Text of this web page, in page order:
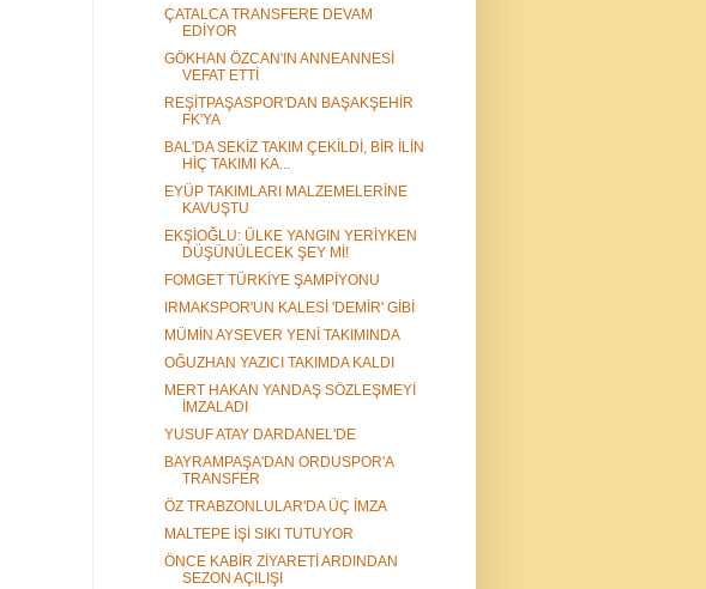
ÇATALCA TRANSFERE DEVAM
EDİYOR
GÖKHAN ÖZCAN'IN ANNEANNESİ
VEFAT ETTİ
REŞİTPAŞASPOR'DAN BAŞAKŞEHİR
FK'YA
BAL'DA SEKİZ TAKIM ÇEKİLDİ, BİR İLİN
HİÇ TAKIMI KA...
EYÜP TAKIMLARI MALZEMELERİNE
KAVUŞTU
EKŞİOĞLU: ÜLKE YANGIN YERİYKEN
DÜŞÜNÜLECEK ŞEY Mİ!
FOMGET TÜRKİYE ŞAMPİYONU
IRMAKSPOR'UN KALESİ 'DEMİR' GİBİ
MÜMİN AYSEVER YENİ TAKIMINDA
OĞUZHAN YAZICI TAKIMDA KALDI
MERT HAKAN YANDAŞ SÖZLEŞMEYİ
İMZALADI
YUSUF ATAY DARDANEL'DE
BAYRAMPAŞA'DAN ORDUSPOR'A
TRANSFER
ÖZ TRABZONLULAR'DA ÜÇ İMZA
MALTEPE İŞİ SIKI TUTUYOR
ÖNCE KABİR ZİYARETİ ARDINDAN
SEZON AÇILIŞI